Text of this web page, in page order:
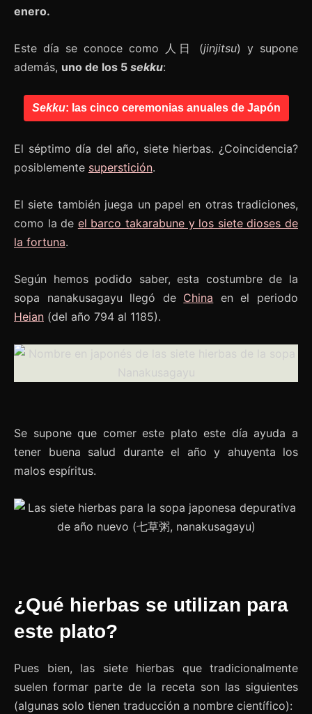
enero.
Este día se conoce como 人日 (jinjitsu) y supone
además, uno de los 5 sekku:
Sekku: las cinco ceremonias anuales de Japón
El séptimo día del año, siete hierbas. ¿Coincidencia?
posiblemente superstición.
El siete también juega un papel en otras tradiciones,
como la de el barco takarabune y los siete dioses de
la fortuna.
Según hemos podido saber, esta costumbre de la
sopa nanakusagayu llegó de China en el periodo
Heian (del año 794 al 1185).
Se supone que comer este plato este día ayuda a
tener buena salud durante el año y ahuyenta los
malos espíritus.
¿Qué hierbas se utilizan para
este plato?
Pues bien, las siete hierbas que tradicionalmente
suelen formar parte de la receta son las siguientes
(algunas solo tienen traducción a nombre científico):